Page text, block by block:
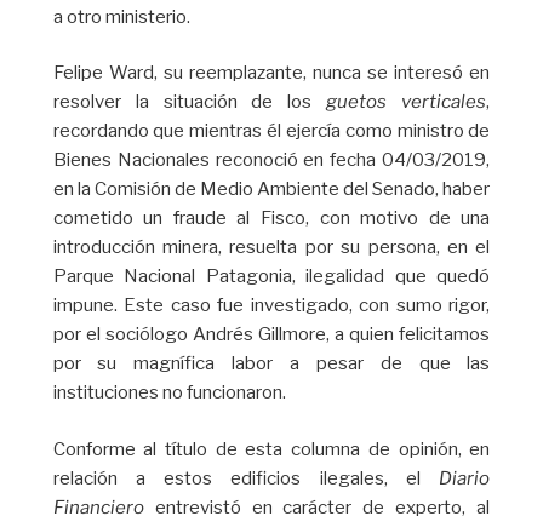
a otro ministerio.
Felipe Ward, su reemplazante, nunca se interesó en
resolver la situación de losguetos verticales,
recordando que mientras él ejercía como ministro de
Bienes Nacionales reconoció en fecha 04/03/2019,
en la Comisión de Medio Ambiente del Senado, haber
cometido un fraude al Fisco, con motivo de una
introducción minera, resuelta por su persona, en el
Parque Nacional Patagonia, ilegalidad que quedó
impune. Este caso fue investigado, con sumo rigor,
por el sociólogo Andrés Gillmore, a quien felicitamos
por su magnífica labor a pesar de que las
instituciones no funcionaron.
Conforme al título de esta columna de opinión, en
relación a estos edificios ilegales, el Diario
Financieroentrevistó en carácter de experto, al